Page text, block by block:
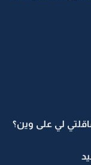
لي على وين؟